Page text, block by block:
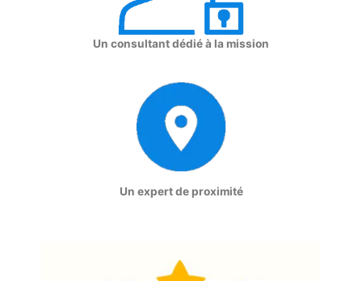
Un consultant dédié à la mission
Un expert de proximité